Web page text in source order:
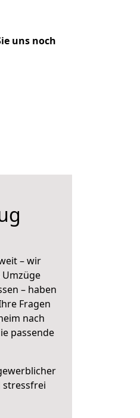
uns noch
– wir
Umzüge
– haben
Fragen
nach
passende
stressfrei